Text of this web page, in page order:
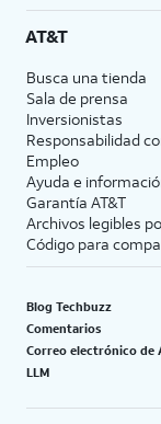
AT&T
Busca una tienda
Sala de prensa
Inversionistas
Responsabilidad
Empleo
Ayuda e
Garantía AT&T
Archivos legibles
Código para
Blog Techbuzz
Comentarios
Correo electrónico de
LLM